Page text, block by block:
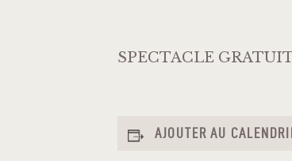
SPECTACLE
AJOUTER AU